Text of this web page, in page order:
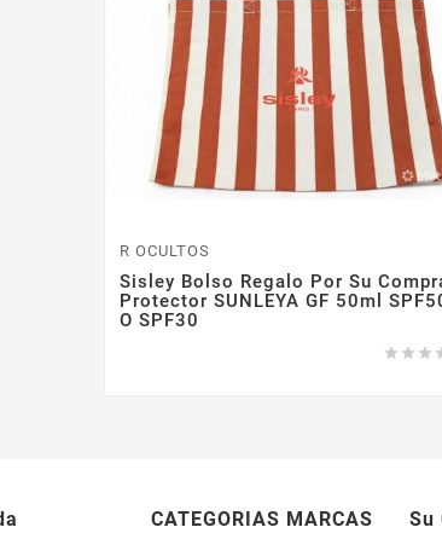
R OCULTOS
Sisley Bolso Regalo Por Su
Protector SUNLEYA GF 50ml
O SPF30
  
CATEGORIAS MARCAS Su